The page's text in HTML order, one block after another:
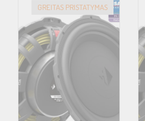
GREITAS PRISTATYMAS